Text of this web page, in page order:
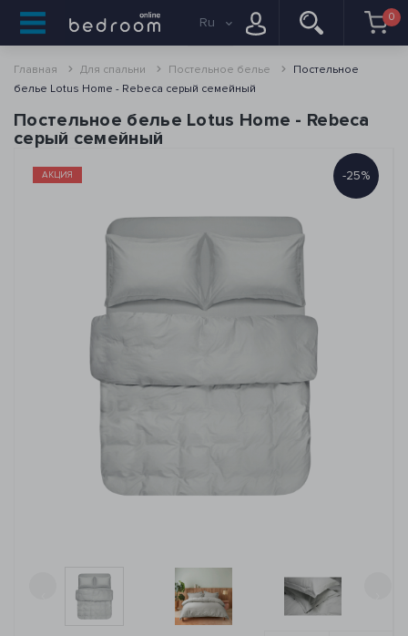
Ru 0
Главная Для спальни Постельное белье
Постельное
белье Lotus Home - Rebeca серый семейный
Постельное белье Lotus Home - Rebeca
серый семейный
-25%
АКЦИЯ